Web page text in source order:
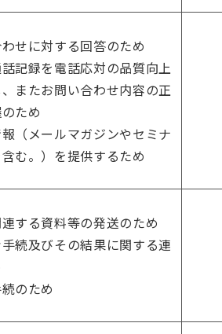
せに対する回答のため
記録を電話応対の品質向上
またお問い合わせ内容の正
ため
（メールマガジンやセミナ
む。）を提供するため
する資料等の発送のため
続及びその結果に関する連
のため